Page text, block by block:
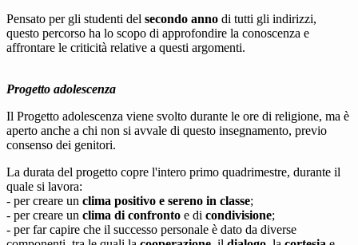
Pensato per gli studenti del secondo anno di tutti gli indirizzi,
questo percorso ha lo scopo di approfondire la conoscenza e
affrontare le criticità relative a questi argomenti.
Progetto adolescenza
Il Progetto adolescenza viene svolto durante le ore di religione, ma è
aperto anche a chi non si avvale di questo insegnamento, previo
consenso dei genitori.
La durata del progetto copre l'intero primo quadrimestre, durante il
quale si lavora:
- per creare un clima positivo e sereno in classe;
- per creare un clima di confronto e di condivisione;
- per far capire che il successo personale è dato da diverse